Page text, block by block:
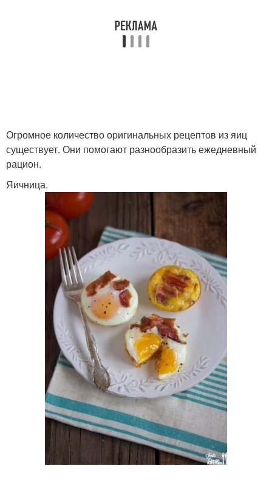
Огромное количество оригинальных рецептов из яиц
существует. Они помогают разнообразить ежедневный
рацион.
Яичница.